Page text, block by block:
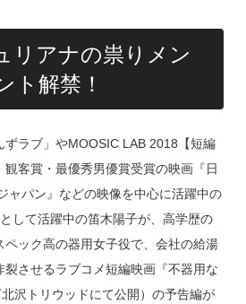
リアナの祟りメン
ト解禁！
ずラブ」やMOOSIC LAB 2018【短編
客賞・最優秀男優賞受賞の映画『日
ャパン』などの映像を中心に活躍中の
して活躍中の笛木陽子が、高学歴の
ック高の器用女子役で、会社の給湯
させるラブコメ短編映画『不器用な
沢トリウッドにて公開）の予告編が